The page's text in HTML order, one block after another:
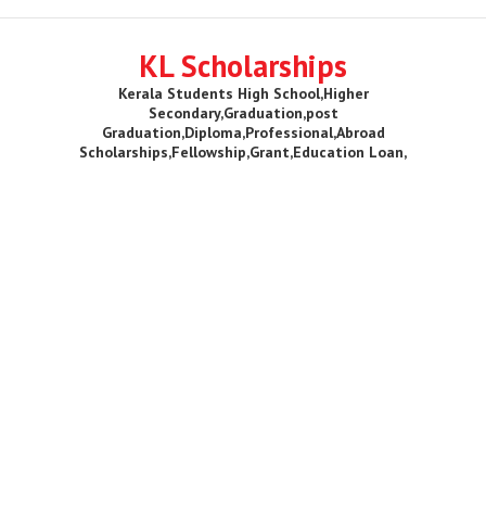
KL Scholarships
Kerala Students High School,Higher
Secondary,Graduation,post
Graduation,Diploma,Professional,Abroad
Scholarships,Fellowship,Grant,Education Loan,